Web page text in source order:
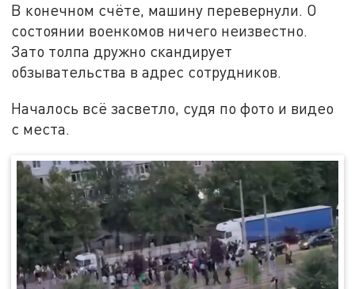
В конечном счёте, машину перевернули. О
состоянии военкомов ничего неизвестно.
Зато толпа дружно скандирует
обзывательства в адрес сотрудников.
Началось всё засветло, судя по фото и видео
с места.